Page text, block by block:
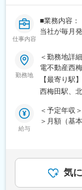
仕事内容
■業務内容：
当社が毎月
ます。ター
開発と調達
■具体的には：
・当社が発
ニア女性に
品、キッチ
・カタログ
善、PDCA
勤務地
＜勤務地詳
電不動産西
目駅受動喫
める事業所
【最寄り駅】
西梅田駅、
給与
＜予定年収
＞月額（基
の監督若し
超過勤務手
（6月・12
気